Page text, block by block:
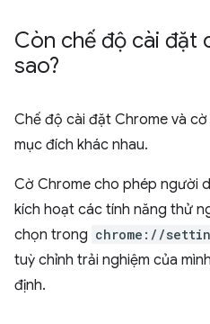
Còn chế độ cài đặt
sao?
Chế độ cài đặt Chrome và
mục đích khác nhau.
Cờ Chrome cho phép người
kích hoạt các tính năng thử
chọn trong chrome://
tuỳ chỉnh trải nghiệm của
định.